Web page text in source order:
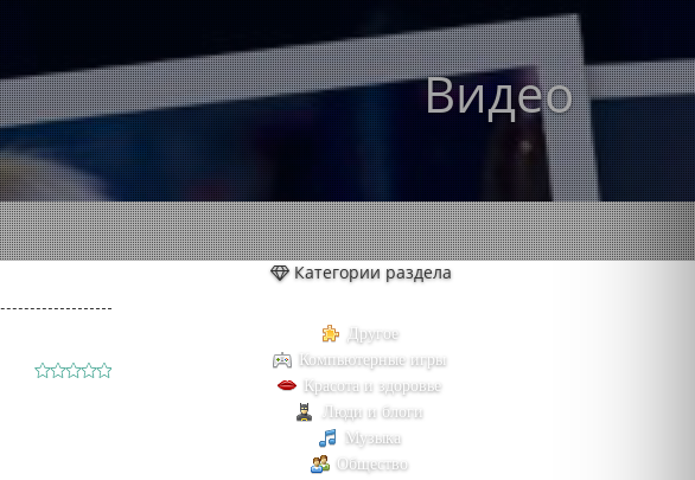
Видео
Категории раздела
Другое
Компьютерные игры
Красота и здоровье
Люди и блоги
Музыка
Общество